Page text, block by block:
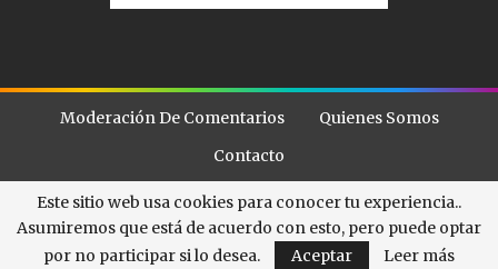
Moderación De Comentarios
Quienes Somos
Contacto
© - . All Rights Reserved. La Voz de Torubia
Este sitio web usa cookies para conocer tu experiencia..
Asumiremos que está de acuerdo con esto, pero puede optar
por no participar si lo desea.
Aceptar Leer más